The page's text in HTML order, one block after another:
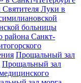
Луки в
больницы
района Санкт-
Прощальный зал
Прощальный зал